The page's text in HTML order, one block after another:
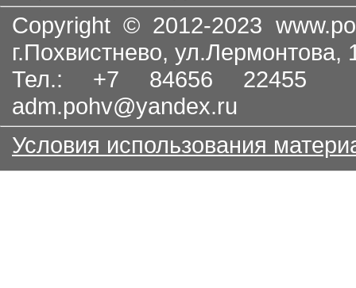
Copyright © 2012-2023
г.Похвистнево, ул.Лермонтова,
Тел.: +7 84656
adm.pohv@yandex.ru
Условия использования